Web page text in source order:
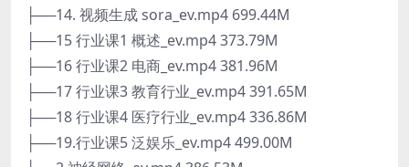
├──14. 视频生成 sora_ev.mp4 699.44M
├──15 行业课1 概述_ev.mp4 373.79M
├──16 行业课2 电商_ev.mp4 381.96M
├──17 行业课3 教育行业_ev.mp4 391.65M
├──18 行业课4 医疗行业_ev.mp4 336.86M
├──19.行业课5 泛娱乐_ev.mp4 499.00M